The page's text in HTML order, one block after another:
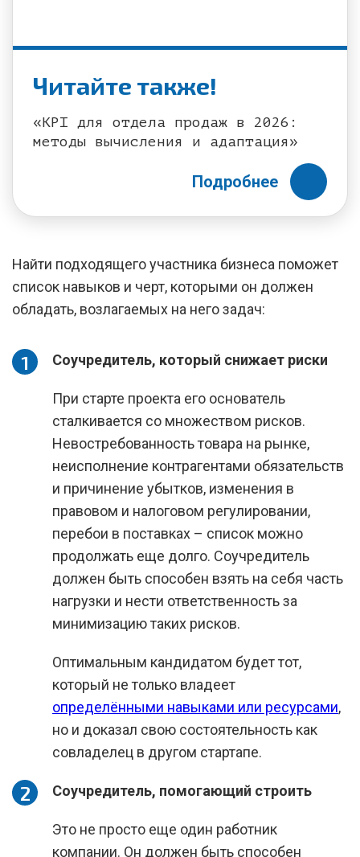
Читайте также!
«KPI для отдела продаж в 2026:
методы вычисления и адаптация»
Подробнее
Найти подходящего участника бизнеса поможет
список навыков и черт, которыми он должен
обладать, возлагаемых на него задач:
Соучредитель, который снижает риски
При старте проекта его основатель
сталкивается со множеством рисков.
Невостребованность товара на рынке,
неисполнение контрагентами обязательств
и причинение убытков, изменения в
правовом и налоговом регулировании,
перебои в поставках – список можно
продолжать еще долго. Соучредитель
должен быть способен взять на себя часть
нагрузки и нести ответственность за
минимизацию таких рисков.
Оптимальным кандидатом будет тот,
который не только владеет
определёнными навыками или ресурсами,
но и доказал свою состоятельность как
совладелец в другом стартапе.
Соучредитель, помогающий строить
Это не просто еще один работник
компании. Он должен быть способен